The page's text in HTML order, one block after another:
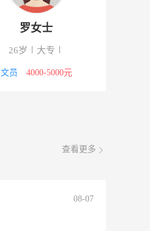
罗女士
26岁 大专
文员 4000-5000元
查看更多
08-07